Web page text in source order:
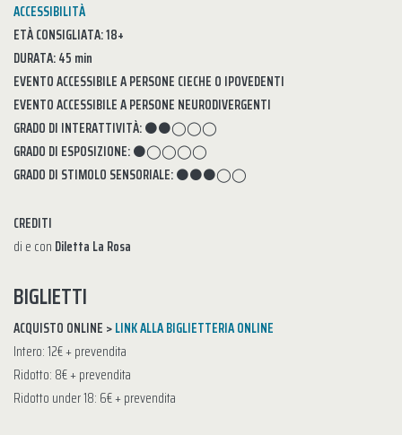
ACCESSIBILITÀ
ETÀ CONSIGLIATA: 18+
DURATA: 45 min
EVENTO ACCESSIBILE A PERSONE CIECHE O IPOVEDENTI
EVENTO ACCESSIBILE A PERSONE NEURODIVERGENTI
GRADO DI INTERATTIVITÀ:⚫⚫◯◯◯
GRADO DI ESPOSIZIONE:⚫◯◯◯◯
GRADO DI STIMOLO SENSORIALE:⚫⚫⚫◯◯
CREDITI
di e con Diletta La Rosa
BIGLIETTI
ACQUISTO ONLINE >LINK ALLA BIGLIETTERIA ONLINE
Intero: 12€ + prevendita
Ridotto: 8€ + prevendita
Ridotto under 18: 6€ + prevendita